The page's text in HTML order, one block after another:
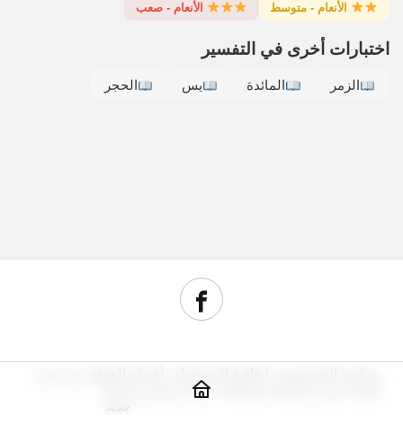
الأنعام - متوسط الأنعام - صعب
اختبارات أخرى في التفسير
الزمر المائدة يس الحجر
شراء دومين رخيص